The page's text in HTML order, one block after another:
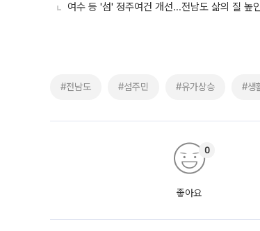
여수 등 '섬' 정주여건 개선...전남도 삶의 질 높
#전남도 #섬주민 #유가상승 #생
좋아요
0